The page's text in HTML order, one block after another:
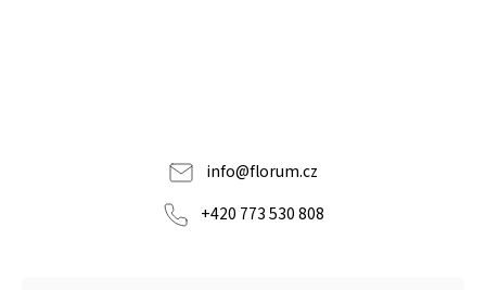
info@florum.cz
+420 773 530 808